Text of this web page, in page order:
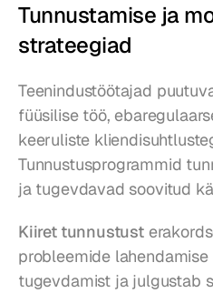
Tunnustamise ja
strateegiad
Teenindustöötajad
füüsilise töö,
keeruliste
Tunnustusprogrammid
ja tugevdavad soovitud
Kiiret tunnustust
probleemide
tugevdamist ja julgustab